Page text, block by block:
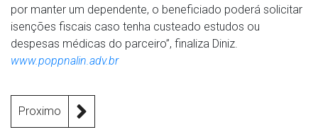
por manter um dependente, o beneficiado poderá solicitar
isenções fiscais caso tenha custeado estudos ou
despesas médicas do parceiro”, finaliza Diniz.
www.poppnalin.adv.br
Proximo